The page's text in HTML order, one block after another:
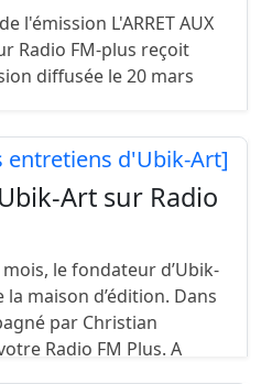
l'émission L'ARRET AUX
Radio FM-plus reçoit
diffusée le 20 mars
entretiens d'Ubik-Art]
Art sur Radio
mois, le fondateur d’Ubik-
maison d’édition. Dans
par Christian
Radio FM Plus. A